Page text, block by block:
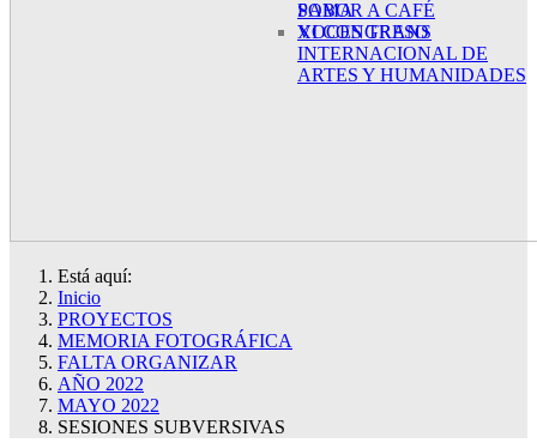
SABOR A CAFÉ
XI CONGRESO
INTERNACIONAL DE
ARTES Y HUMANIDADES
POMA
VOCES TRANS
Está aquí:
Inicio
PROYECTOS
MEMORIA FOTOGRÁFICA
FALTA ORGANIZAR
AÑO 2022
MAYO 2022
SESIONES SUBVERSIVAS